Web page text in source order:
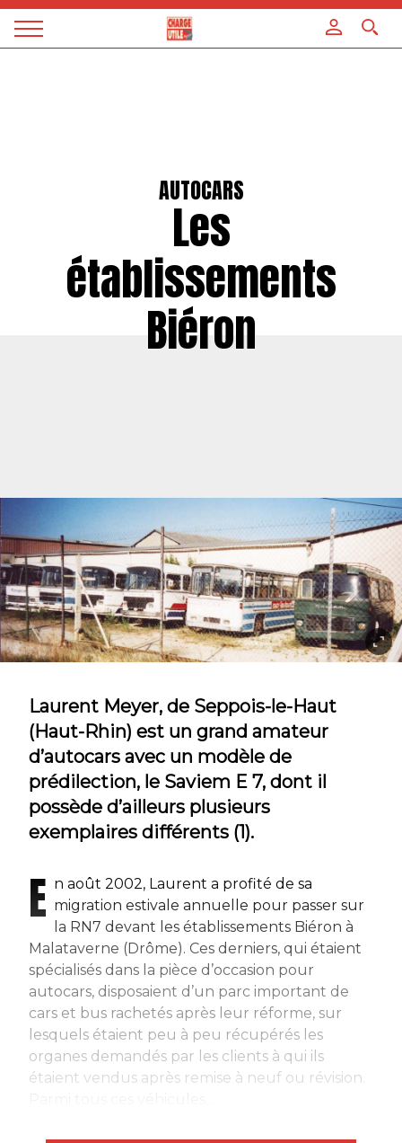
Magazine
AUTOCARS
Les
établissements
Biéron
Laurent Meyer, de Seppois-le-Haut
(Haut-Rhin) est un grand amateur
d’autocars avec un modèle de
prédilection, le Saviem E 7, dont il
possède d’ailleurs plusieurs
exemplaires différents (1).
E n août 2002, Laurent a profité de sa
migration estivale annuelle pour passer sur
la RN7 devant les établissements Biéron à
Malataverne (Drôme). Ces derniers, qui étaient
spécialisés dans la pièce d’occasion pour
autocars, disposaient d’un parc important de
cars et bus rachetés après leur réforme, sur
lesquels étaient peu à peu récupérés les
organes demandés par les clients à qui ils
étaient vendus après remise à neuf ou révision.
Panneau de gestion des cookies